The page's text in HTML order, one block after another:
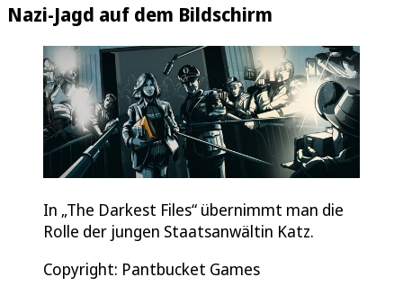
Nazi-Jagd auf dem Bildschirm
In „The Darkest Files“ übernimmt man die
Rolle der jungen Staatsanwältin Katz.
Copyright: Pantbucket Games